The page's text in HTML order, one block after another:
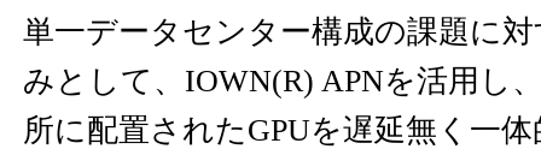
単一データセンター構成の課題に
みとして、IOWN(R) APNを活用し
所に配置されたGPUを遅延無く一